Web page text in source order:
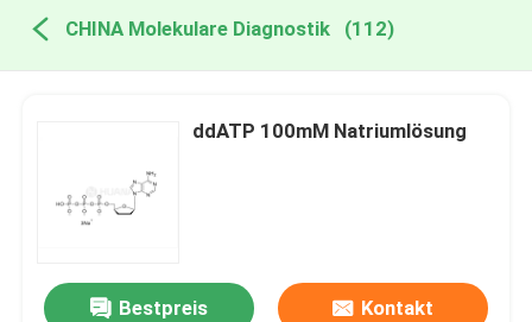
CHINA Molekulare Diagnostik (112)
ddATP 100mM Natriumlösung
Bestpreis Kontakt